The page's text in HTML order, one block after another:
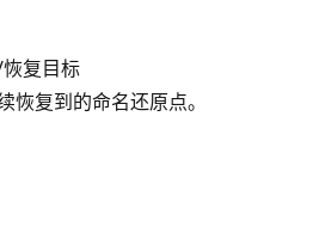
复目标
恢复到的命名还原点。